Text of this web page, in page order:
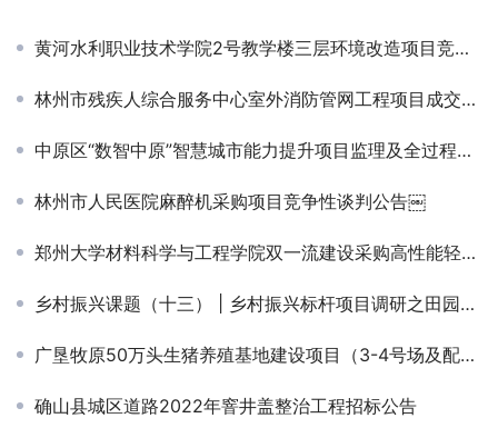
黄河水利职业技术学院2号教学楼三层环境改造项目竞争性磋商公告
林州市残疾人综合服务中心室外消防管网工程项目成交结果公告￼
中原区“数智中原”智慧城市能力提升项目监理及全过程造价咨询服务项目第二标段中标候选人公示
林州市人民医院麻醉机采购项目竞争性谈判公告￼
郑州大学材料科学与工程学院双一流建设采购高性能轻合金设计及智能制造项目-竞争性谈判公告
乡村振兴课题（十三） | 乡村振兴标杆项目调研之田园综合体篇
广垦牧原50万头生猪养殖基地建设项目（3-4号场及配套工程）监理中标候选人公示￼
确山县城区道路2022年窨井盖整治工程招标公告